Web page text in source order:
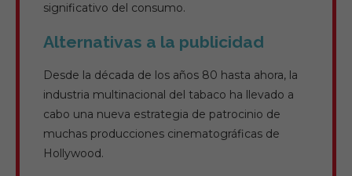
significativo del consumo.
Alternativas a la publicidad
Desde la década de los años 80 hasta ahora, la
industria multinacional del tabaco ha llevado a
cabo una nueva estrategia de patrocinio de
muchas producciones cinematográficas de
Hollywood.